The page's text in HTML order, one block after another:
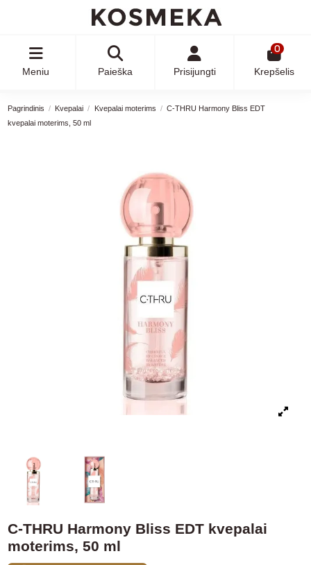
Meniu Paieška Prisijungti
0
Krepšelis
Pagrindinis Kvepalai Kvepalai moterims
C-THRU Harmony Bliss EDT
kvepalai moterims, 50 ml
C-THRU Harmony Bliss EDT kvepalai
moterims, 50 ml